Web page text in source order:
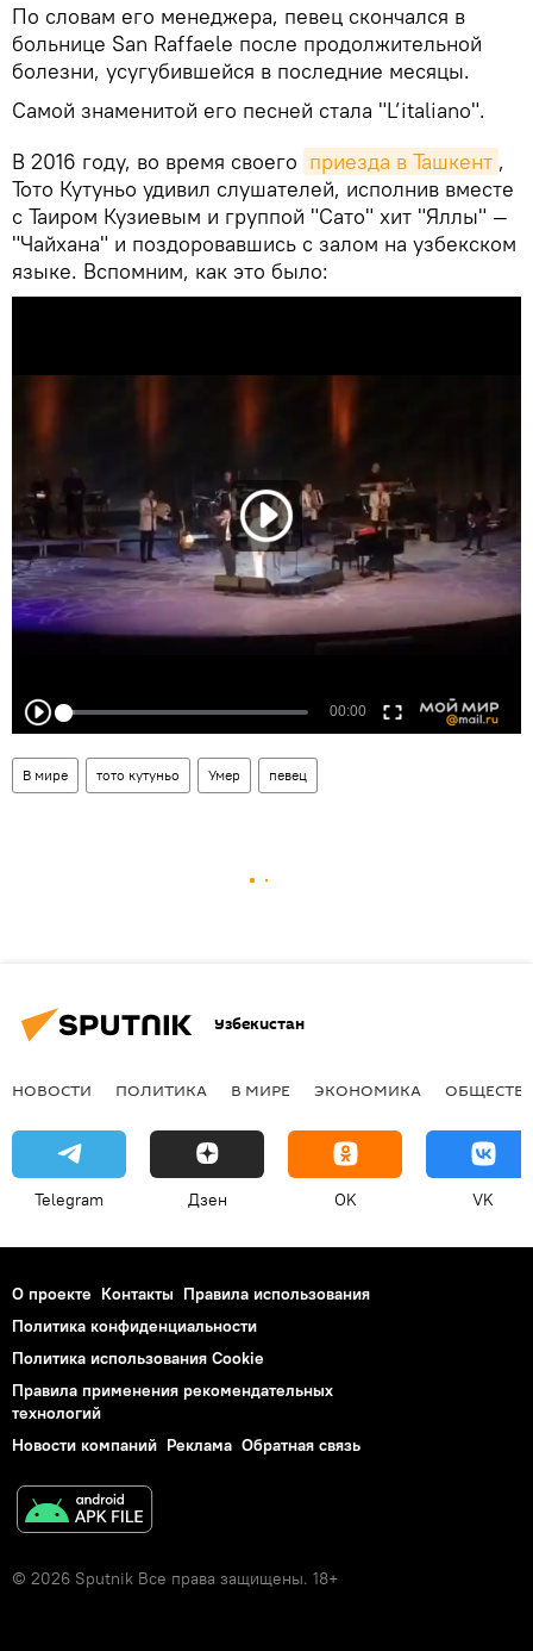
По словам его менеджера, певец скончался в
больнице San Raffaele после продолжительной
болезни, усугубившейся в последние месяцы.
Самой знаменитой его песней стала "L’italiano".
В 2016 году, во время своего приезда в Ташкент ,
Тото Кутуньо удивил слушателей, исполнив вместе
с Таиром Кузиевым и группой "Сато" хит "Яллы" —
"Чайхана" и поздоровавшись с залом на узбекском
языке. Вспомним, как это было:
В мире тото кутуньо Умер певец
Узбекистан
НОВОСТИ ПОЛИТИКА В МИРЕ ЭКОНОМИКА
Telegram Дзен OK VK
О проекте Контакты Правила использования
Политика конфиденциальности
Политика использования Cookie
Правила применения рекомендательных
технологий
Новости компаний Реклама Обратная связь
© 2026 Sputnik Все права защищены. 18+